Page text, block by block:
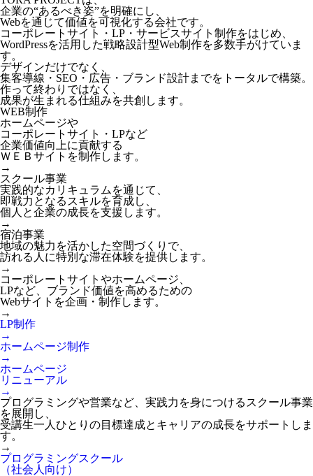
企業の“あるべき姿”を明確にし、
Webを通じて価値を可視化する会社です。
コーポレートサイト・LP・サービスサイト制作をはじめ、
WordPressを活用した戦略設計型Web制作を多数手がけていま
す。
デザインだけでなく、
集客導線・SEO・広告・ブランド設計までをトータルで構築。
作って終わりではなく、
成果が生まれる仕組みを共創します。
WEB制作
ホームページや
コーポレートサイト・LPなど
企業価値向上に貢献する
ＷＥＢサイトを制作します。
→
スクール事業
実践的なカリキュラムを通じて、
即戦力となるスキルを育成し、
個人と企業の成長を支援します。
→
宿泊事業
地域の魅力を活かした空間づくりで、
訪れる人に特別な滞在体験を提供します。
→
コーポレートサイトやホームページ、
LPなど、ブランド価値を高めるための
Webサイトを企画・制作します。
→
LP制作
→
ホームページ制作
→
ホームページ
リニューアル
→
プログラミングや営業など、実践力を身につけるスクール事業
を展開し、
受講生一人ひとりの目標達成とキャリアの成長をサポートしま
す。
→
プログラミングスクール
（社会人向け）